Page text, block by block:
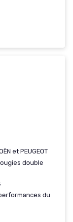
et PEUGEOT
double
du